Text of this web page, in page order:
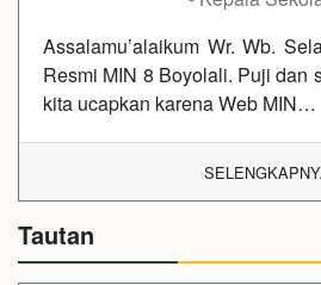
Assalamu’alaikum Wr. Wb.
Resmi MIN 8 Boyolali. Puji dan
kita ucapkan karena Web MIN…
Tautan